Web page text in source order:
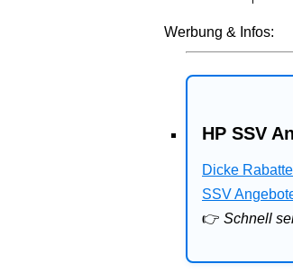
Werbung & Infos:
HP SSV
Dicke
SSV
👉 Schnell